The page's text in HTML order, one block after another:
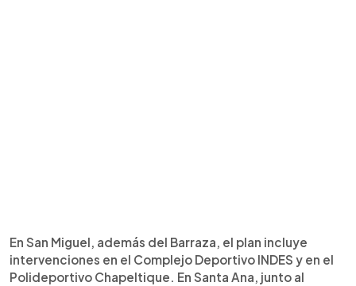
En San Miguel, además del Barraza, el plan incluye
intervenciones en el Complejo Deportivo INDES y en el
Polideportivo Chapeltique. En Santa Ana, junto al